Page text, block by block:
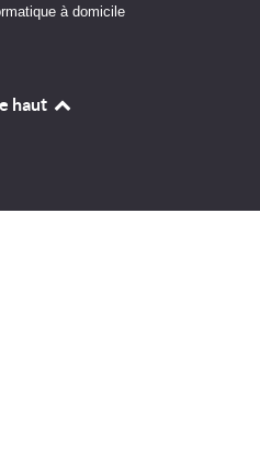
à domicile
haut